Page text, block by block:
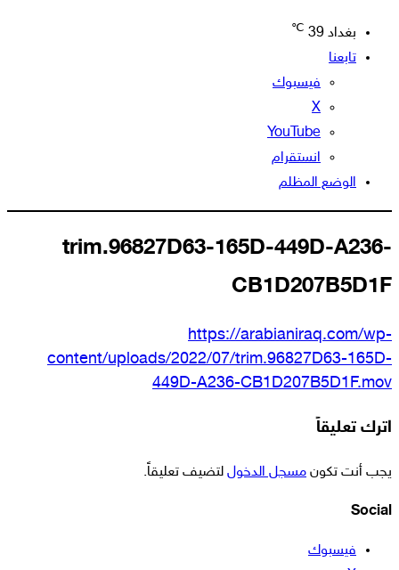
بغداد 39
℃
تابعنا
فيسبوك
‫X
‫YouTube
انستقرام
الوضع المظلم
trim.96827D63-165D-449D-A236-
CB1D207B5D1F
https://arabianiraq.com/wp-
content/uploads/2022/07/trim.96827D63-165D-
449D-A236-CB1D207B5D1F.mov
اترك تعليقاً
يجب أنت تكون مسجل الدخول لتضيف تعليقاً.
Social
فيسبوك